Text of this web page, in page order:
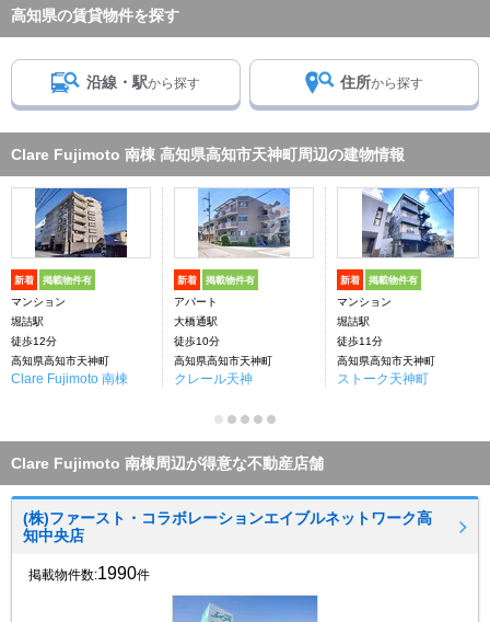
高知県の賃貸物件を探す
沿線・駅から探す 住所から探す
Clare Fujimoto 南棟 高知県高知市天神町周辺の建物情報
新着 掲載物件有
マンション
堀詰駅
徒歩12分
高知県高知市天神町
Clare Fujimoto 南棟
新着 掲載物件有
アパート
大橋通駅
徒歩10分
高知県高知市天神町
クレール天神
新着 掲載物件有
マンション
堀詰駅
徒歩11分
高知県高知市天神町
ストーク天神町
Clare Fujimoto 南棟周辺が得意な不動産店舗
(株)ファースト・コラボレーションエイブルネットワーク高
知中央店
掲載物件数:1990件